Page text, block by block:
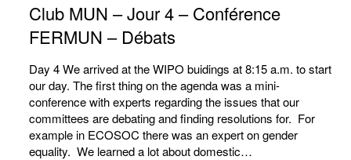
Club MUN – Jour 4 – Conférence
FERMUN – Débats
Day 4 We arrived at the WIPO buidings at 8:15 a.m. to start
our day. The first thing on the agenda was a mini-
conference with experts regarding the issues that our
committees are debating and finding resolutions for. For
example in ECOSOC there was an expert on gender
equality. We learned a lot about domestic…